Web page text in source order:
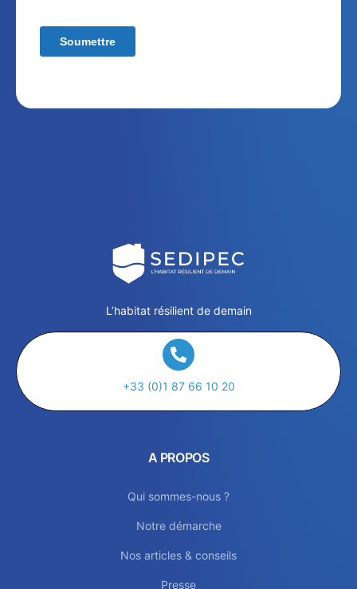
L’habitat résilient de demain
+33 (0)1 87 66 10 20
A PROPOS
Qui sommes-nous ?
Notre démarche
Nos articles & conseils
Presse